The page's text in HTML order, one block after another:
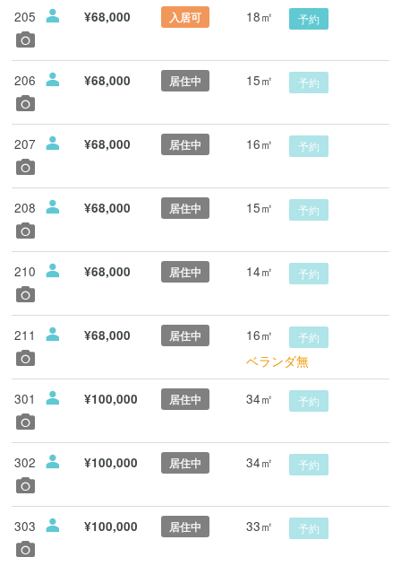
205 ¥68,000 入居可 18㎡ 予約
206 ¥68,000 居住中 15㎡ 予約
207 ¥68,000 居住中 16㎡ 予約
208 ¥68,000 居住中 15㎡ 予約
210 ¥68,000 居住中 14㎡ 予約
211 ¥68,000 居住中 16㎡ 予約
ベランダ無
301 ¥100,000 居住中 34㎡ 予約
302 ¥100,000 居住中 34㎡ 予約
303 ¥100,000 居住中 33㎡ 予約